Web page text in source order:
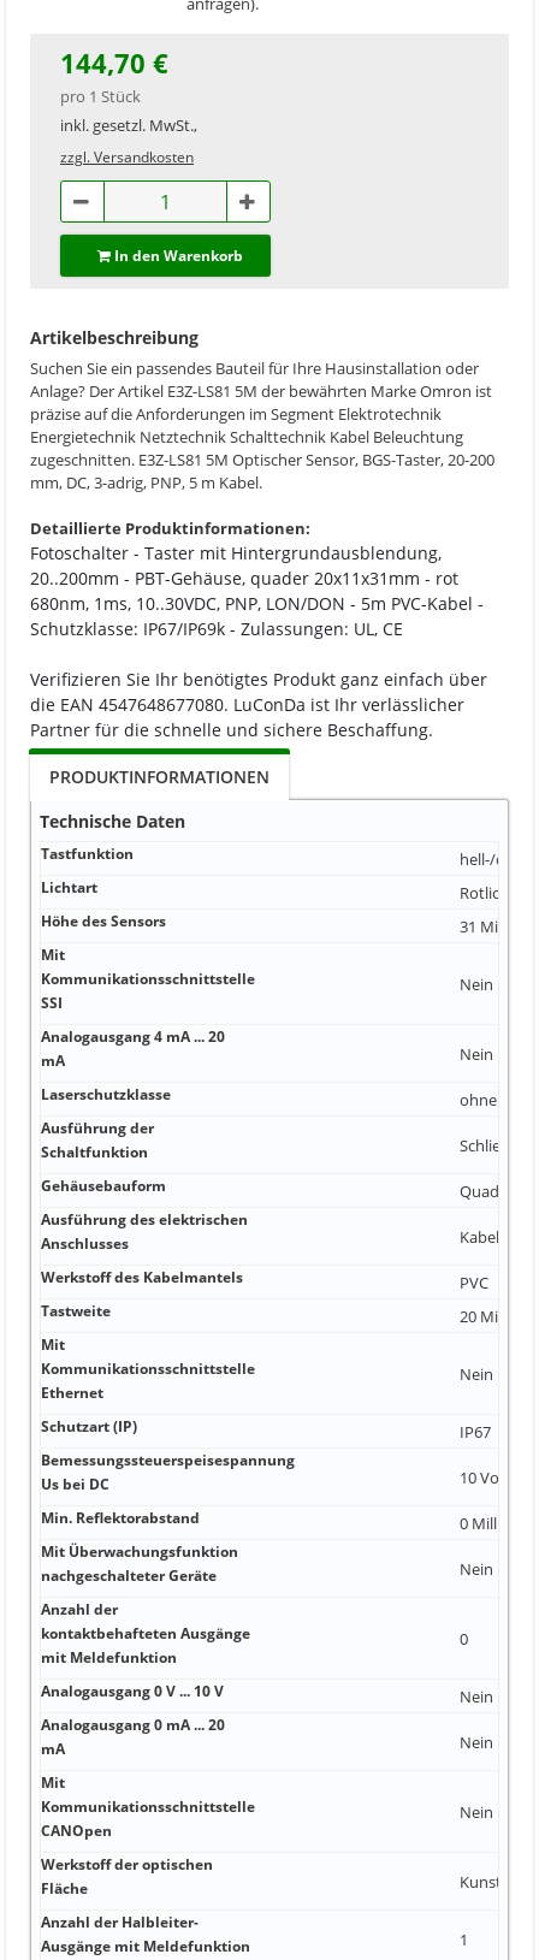
144,70 €
pro 1 Stück
inkl. gesetzl. MwSt.,
zzgl. Versandkosten
In den Warenkorb
Artikelbeschreibung
Suchen Sie ein passendes Bauteil für Ihre Hausinstallation oder
Anlage? Der Artikel E3Z-LS81 5M der bewährten Marke Omron ist
präzise auf die Anforderungen im Segment Elektrotechnik
Energietechnik Netztechnik Schalttechnik Kabel Beleuchtung
zugeschnitten. E3Z-LS81 5M Optischer Sensor, BGS-Taster, 20-200
mm, DC, 3-adrig, PNP, 5 m Kabel.
Detaillierte Produktinformationen:
Fotoschalter - Taster mit Hintergrundausblendung,
20..200mm - PBT-Gehäuse, quader 20x11x31mm - rot
680nm, 1ms, 10..30VDC, PNP, LON/DON - 5m PVC-Kabel -
Schutzklasse: IP67/IP69k - Zulassungen: UL, CE
Verifizieren Sie Ihr benötigtes Produkt ganz einfach über
die EAN 4547648677080. LuConDa ist Ihr verlässlicher
Partner für die schnelle und sichere Beschaffung.
PRODUKTINFORMATIONEN
Technische Daten
Tastfunktion hell-/
Lichtart Rotlicht
Höhe des Sensors 31
Mit
Kommunikationsschnittstelle
SSI
Nein
Analogausgang 4 mA ... 20
mA
Nein
Laserschutzklasse ohne
Ausführung der
Schaltfunktion
Schließer
Gehäusebauform Quader
Ausführung des elektrischen
Anschlusses
Kabel
Werkstoff des Kabelmantels PVC
Tastweite 20
Mit
Kommunikationsschnittstelle
Ethernet
Nein
Schutzart (IP) IP67
Bemessungssteuerspeisespannung
Us bei DC
10 Volt
Min. Reflektorabstand 0
Mit Überwachungsfunktion
nachgeschalteter Geräte
Nein
Anzahl der
kontaktbehafteten Ausgänge
mit Meldefunktion
0
Analogausgang 0 V ... 10 V Nein
Analogausgang 0 mA ... 20
mA
Nein
Mit
Kommunikationsschnittstelle
CANOpen
Nein
Werkstoff der optischen
Fläche
Kunststoff
Anzahl der Halbleiter-
Ausgänge mit Meldefunktion
1